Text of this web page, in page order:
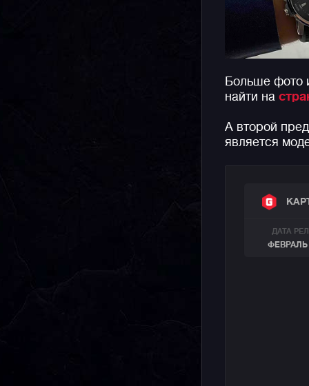
Больше фото
найти на
А второй
является
ДАТА
ФЕВРАЛЬ